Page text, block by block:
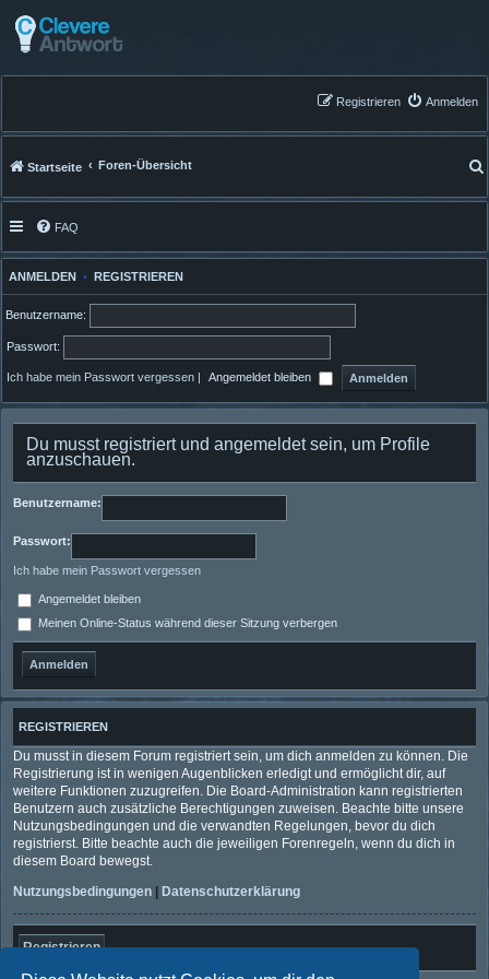
Anmelden
Registrieren
Startseite Foren-Übersicht
FAQ
ANMELDEN • REGISTRIEREN
Benutzername:
Passwort:
Ich habe mein Passwort vergessen | Angemeldet bleiben
Du musst registriert und angemeldet sein, um Profile
anzuschauen.
Benutzername:
Passwort:
Ich habe mein Passwort vergessen
Angemeldet bleiben
Meinen Online-Status während dieser Sitzung verbergen
REGISTRIEREN
Du musst in diesem Forum registriert sein, um dich anmelden zu können. Die
Registrierung ist in wenigen Augenblicken erledigt und ermöglicht dir, auf
weitere Funktionen zuzugreifen. Die Board-Administration kann registrierten
Benutzern auch zusätzliche Berechtigungen zuweisen. Beachte bitte unsere
Nutzungsbedingungen und die verwandten Regelungen, bevor du dich
registrierst. Bitte beachte auch die jeweiligen Forenregeln, wenn du dich in
diesem Board bewegst.
Nutzungsbedingungen
Datenschutzerklärung
Registrieren